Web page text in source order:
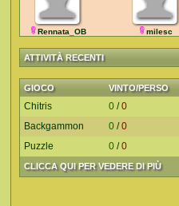
Rennata_OB milesc
ATTIVITÀ RECENTI
GIOCO VINTO/PERSO
CLICCA QUI PER VEDERE DI PIÙ
Chitris 0 /0
Backgammon
0 /0
Puzzle
0 /0